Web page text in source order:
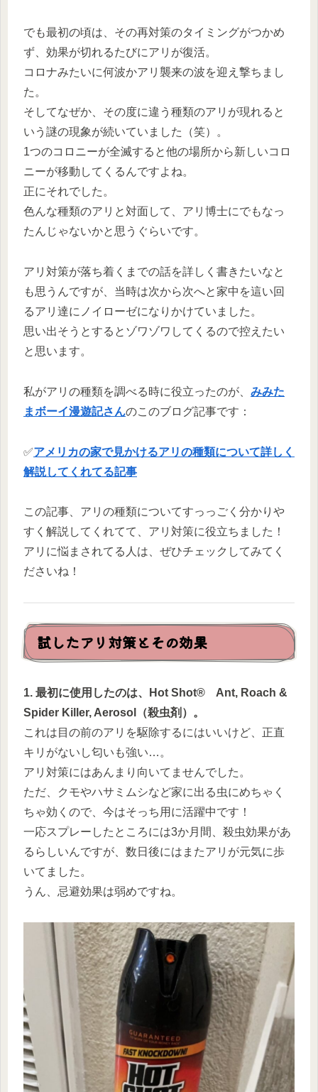
でも最初の頃は、その再対策のタイミングがつかめ
ず、効果が切れるたびにアリが復活。
コロナみたいに何波かアリ襲来の波を迎え撃ちまし
た。
そしてなぜか、その度に違う種類のアリが現れると
いう謎の現象が続いていました（笑）。
1つのコロニーが全滅すると他の場所から新しいコロ
ニーが移動してくるんですよね。
正にそれでした。
色んな種類のアリと対面して、アリ博士にでもなっ
たんじゃないかと思うぐらいです。
アリ対策が落ち着くまでの話を詳しく書きたいなと
も思うんですが、当時は次から次へと家中を這い回
るアリ達にノイローゼになりかけていました。
思い出そうとするとゾワゾワしてくるので控えたい
と思います。
私がアリの種類を調べる時に役立ったのが、 みみた
まボーイ漫遊記さんのこのブログ記事です：
✅アメリカの家で見かけるアリの種類について詳しく
解説してくれてる記事
この記事、アリの種類についてすっっごく分かりや
すく解説してくれてて、アリ対策に役立ちました！
アリに悩まされてる人は、ぜひチェックしてみてく
ださいね！
試したアリ対策とその効果
1. 最初に使用したのは、Hot Shot® Ant, Roach &
Spider Killer, Aerosol（殺虫剤）。
これは目の前のアリを駆除するにはいいけど、正直
キリがないし匂いも強い…。
アリ対策にはあんまり向いてませんでした。
ただ、クモやハサミムシなど家に出る虫にめちゃく
ちゃ効くので、今はそっち用に活躍中です！
一応スプレーしたところには3か月間、殺虫効果があ
るらしいんですが、数日後にはまたアリが元気に歩
いてました。
うん、忌避効果は弱めですね。